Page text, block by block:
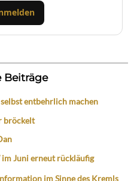
Beiträge
entbehrlich machen
bröckelt
Juni erneut rückläufig
im Sinne des Kremls